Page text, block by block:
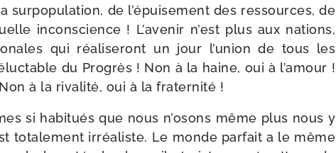
sur­po­pu­la­tion, de l’é­pui­se­ment des res­sources, de
incons­cience ! L’avenir n’est plus aux nations,
qui réa­li­se­ront un jour l’u­nion de tous les
du Progrès ! Non à la haine, oui à l’a­mour !
à la riva­li­té, oui à la fraternité !
si habi­tués que nous n’o­sons même plus nous y
tota­le­ment irréa­liste. Le monde par­fait a le même